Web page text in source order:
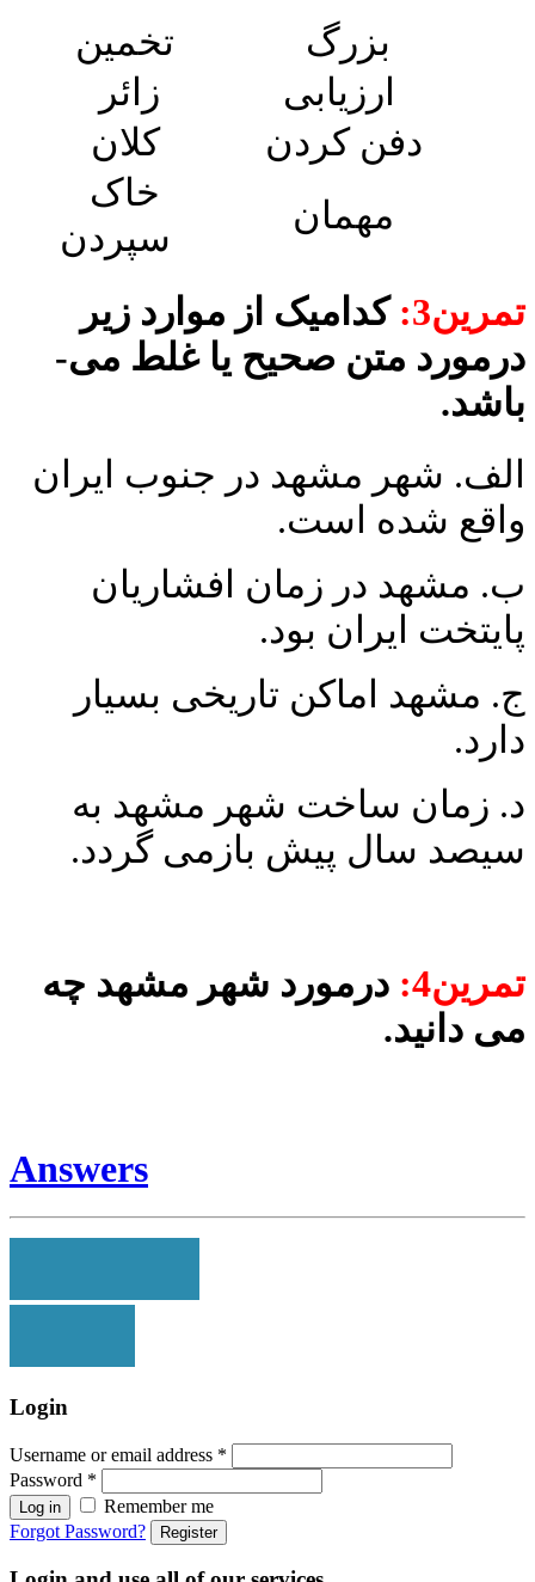
تخمین
بزرگ
زائر
ارزیابی
کلان
دفن کردن
سپردن
مهمان
تمرین3:
کدامیک از موارد زیر
متن صحیح یا غلط می­
باشد.
الف. شهر مشهد در جنوب ایران
واقع شده است.
ب. مشهد در زمان افشاریان
پایتخت ایران بود.
ج. مشهد اماکن تاریخی بسیار
دارد.
د. زمان ساخت شهر مشهد به
سیصد سال پیش بازمی­ گردد.
تمرین4:
درمورد شهر مشهد چه
می­ دانید.
Answers
Login
Username or email address *
Password *
Log in
Remember me
Forgot Password?
Register